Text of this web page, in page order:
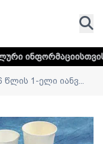
დააკლიკეთ
წლის 1-ელი იანვ...